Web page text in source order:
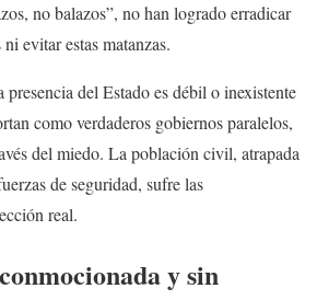
no balazos”, no han logrado erradicar
evitar estas matanzas.
presencia del Estado es débil o inexistente
como verdaderos gobiernos paralelos,
del miedo. La población civil, atrapada
de seguridad, sufre las
real.
y sin